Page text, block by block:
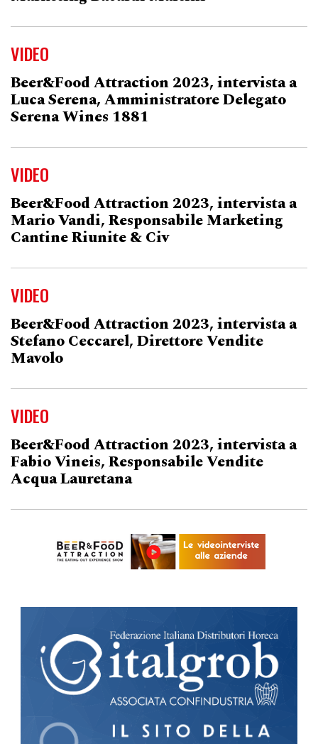
VIDEO
Beer&Food Attraction 2023, intervista a
Luca Serena, Amministratore Delegato
Serena Wines 1881
VIDEO
Beer&Food Attraction 2023, intervista a
Mario Vandi, Responsabile Marketing
Cantine Riunite & Civ
VIDEO
Beer&Food Attraction 2023, intervista a
Stefano Ceccarel, Direttore Vendite
Mavolo
VIDEO
Beer&Food Attraction 2023, intervista a
Fabio Vineis, Responsabile Vendite
Acqua Lauretana